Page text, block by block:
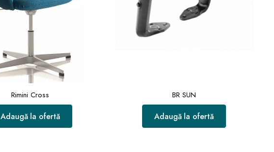
Rimini Cross
Adaugă la ofertă
BR SUN
Adaugă la ofertă